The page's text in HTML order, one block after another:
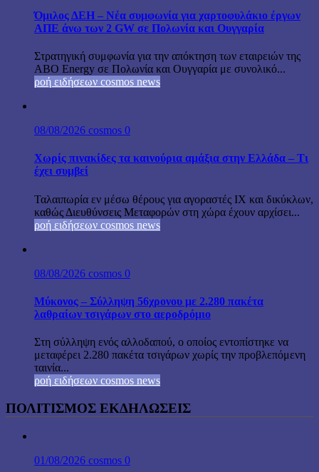
Όμιλος ΔΕΗ – Νέα συμφωνία για χαρτοφυλάκιο έργων
ΑΠΕ άνω των 2 GW σε Πολωνία και Ουγγαρία
Στρατηγική συμφωνία για την απόκτηση των εταιρειών της
ABO Energy σε Πολωνία και Ουγγαρία με συνολικό...
ροή ειδήσεων cosmos news
08/08/2026 cosmos 0
Χωρίς πινακίδες τα καινούρια αμάξια στην Ελλάδα – Τι
έχει συμβεί
Ταλαιπωρία εν μέσω θέρους για αγοραστές ΙΧ και δικύκλων,
καθώς Διευθύνσεις Μεταφορών στη χώρα έχουν αρχίσει...
ροή ειδήσεων cosmos news
08/08/2026 cosmos 0
Μύκονος – Σύλληψη 56χρονου με 2.280 πακέτα
λαθραίων τσιγάρων στο αεροδρόμιο
Στη σύλληψη ενός αλλοδαπού, ο οποίος εντοπίστηκε να
μεταφέρει 2.280 πακέτα τσιγάρων χωρίς την προβλεπόμενη
ταινία...
ροή ειδήσεων cosmos news
ΠΟΛΙΤΙΣΜΟΣ ΕΚΔΗΛΩΣΕΙΣ
01/08/2026 cosmos 0